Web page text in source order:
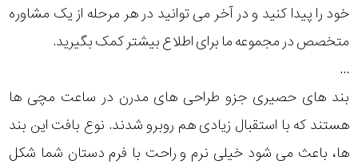
خود را پیدا کنید و در آخر می توانید در هر مرحله از یک مشاوره
متخصص در مجموعه ما برای اطلاع بیشتر کمک بگیرید.
...
بند های حصیری جزو طراحی های مدرن در ساعت مچی ها
هستند که با استقبال زیادی هم روبرو شدند. نوع بافت این بند
ها، باعث می شود خیلی نرم و راحت با فرم دستان شما شکل
بکار
در
ساعت